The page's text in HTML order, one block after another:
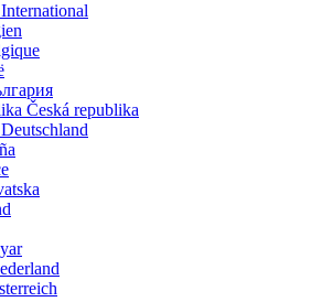
International
Česká republika
Deutschland